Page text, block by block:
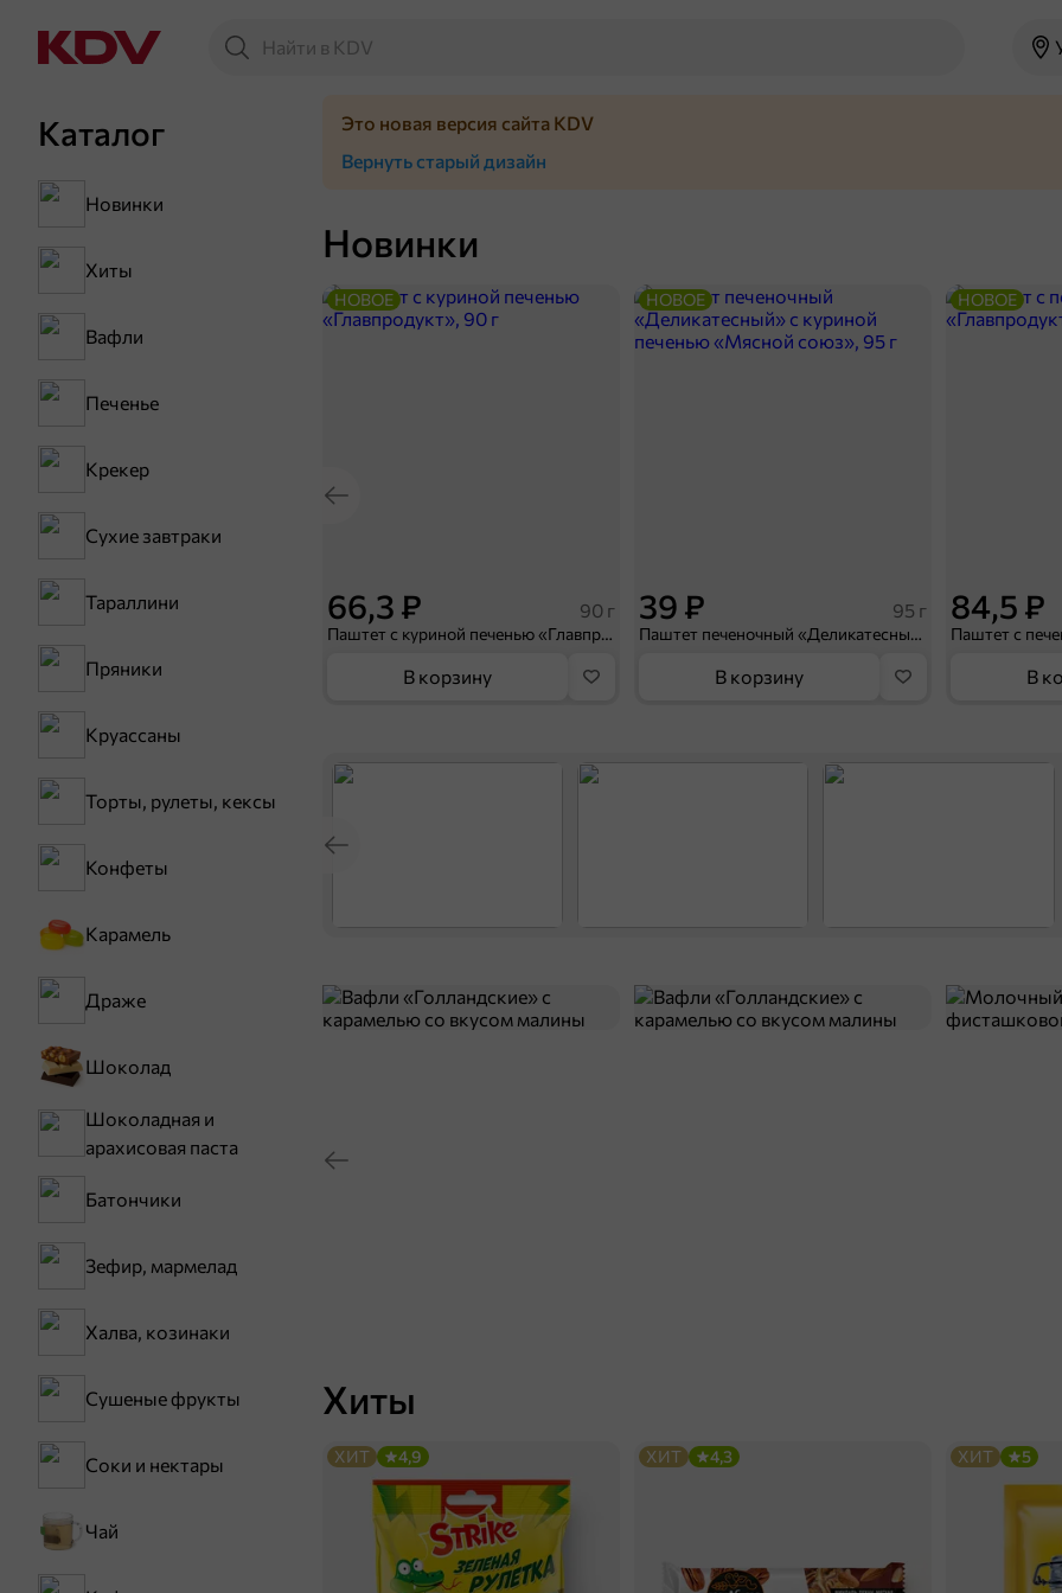
Каталог
Новинки
Хиты
Вафли
Печенье
Крекер
Сухие завтраки
Тараллини
Пряники
Круассаны
Торты, рулеты, кексы
Конфеты
Карамель
Драже
Шоколад
Шоколадная и
арахисовая паста
Батончики
Зефир, мармелад
Халва, козинаки
Сушеные фрукты
Соки и нектары
Чай
Новинки
66,3 ₽ 90 г
Паштет с куриной печенью «Главпродукт», 90 г
НОВОЕ
В корзину
39 ₽ 95 г
Паштет печеночный «Деликатесный» с куриной печенью «Мясной союз», 95 г
НОВОЕ
В корзину
84,5 ₽
НОВОЕ
В
Хиты
ХИТ 4,9 ХИТ 4,3 ХИТ 5
Это новая версия сайта KDV
Вернуть старый дизайн